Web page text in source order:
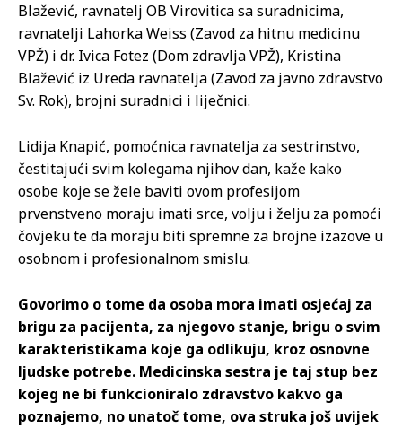
Blažević, ravnatelj OB Virovitica sa suradnicima,
ravnatelji Lahorka Weiss (Zavod za hitnu medicinu
VPŽ) i dr. Ivica Fotez (Dom zdravlja VPŽ), Kristina
Blažević iz Ureda ravnatelja (Zavod za javno zdravstvo
Sv. Rok), brojni suradnici i liječnici.
Lidija Knapić, pomoćnica ravnatelja za sestrinstvo,
čestitajući svim kolegama njihov dan, kaže kako
osobe koje se žele baviti ovom profesijom
prvenstveno moraju imati srce, volju i želju za pomoći
čovjeku te da moraju biti spremne za brojne izazove u
osobnom i profesionalnom smislu.
Govorimo o tome da osoba mora imati osjećaj za
brigu za pacijenta, za njegovo stanje, brigu o svim
karakteristikama koje ga odlikuju, kroz osnovne
ljudske potrebe. Medicinska sestra je taj stup bez
kojeg ne bi funkcioniralo zdravstvo kakvo ga
poznajemo, no unatoč tome, ova struka još uvijek